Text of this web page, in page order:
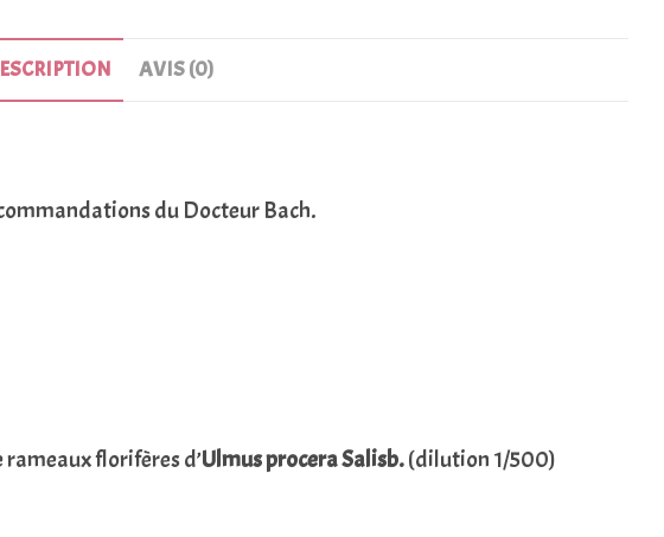
AVIS (0)
du Docteur Bach.
florifères d’Ulmus procera Salisb.(dilution 1/500)